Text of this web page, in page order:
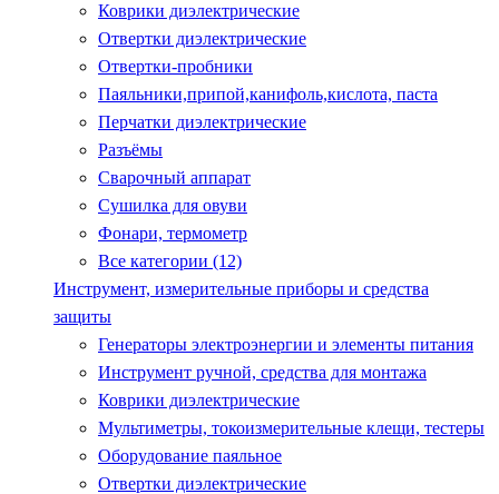
Коврики диэлектрические
Отвертки диэлектрические
Отвертки-пробники
Паяльники,припой,канифоль,кислота, паста
Перчатки диэлектрические
Разъёмы
Сварочный аппарат
Сушилка для овуви
Фонари, термометр
Все категории (12)
Инструмент, измерительные приборы и средства
защиты
Генераторы электроэнергии и элементы питания
Инструмент ручной, средства для монтажа
Коврики диэлектрические
Мультиметры, токоизмерительные клещи, тестеры
Оборудование паяльное
Отвертки диэлектрические